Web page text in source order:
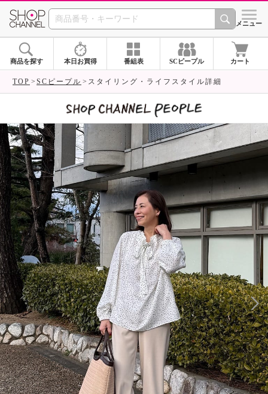
SHOP CHANNEL シメニュー
商品を探す 本日お買得 番組表 SCピープル カート
TOP SCピープル スタイリング・ライフスタイル詳細